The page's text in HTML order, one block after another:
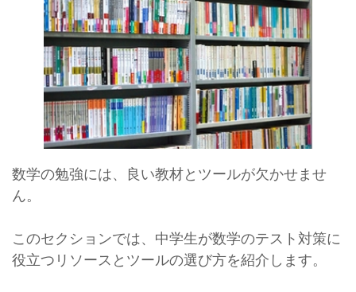
数学の勉強には、良い教材とツールが欠かせませ
ん。
このセクションでは、中学生が数学のテスト対策に
役立つリソースとツールの選び方を紹介します。